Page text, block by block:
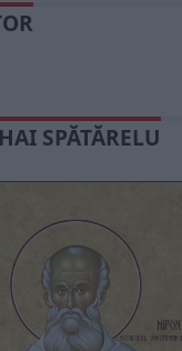
SPĂTĂRELU